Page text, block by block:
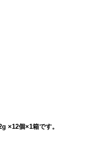
×12個×1箱です。